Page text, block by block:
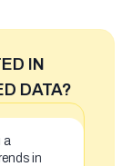
IN
DATA?
a
in